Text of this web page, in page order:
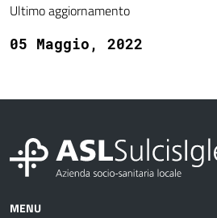
Ultimo aggiornamento
05 Maggio, 2022
MENU